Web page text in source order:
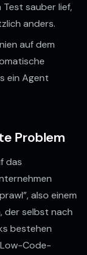
Test sauber lief,
anders.
auf dem
ein Agent
Problem
das
also einem
der selbst nach
bestehen
Code-